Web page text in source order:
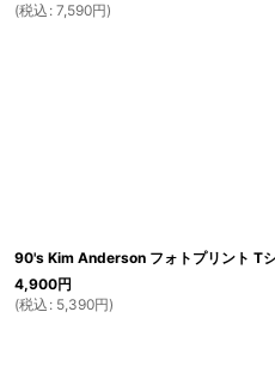
(税込 : 7,590円)
90's Kim Anderson フォトプリント T
4,900円
(税込 : 5,390円)